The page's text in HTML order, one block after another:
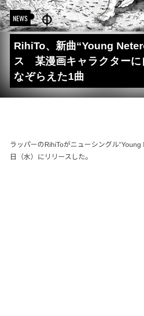
NEWS
RihiTo、新曲“Young
ス 某漫画キャラクターに
なぞらえた1曲
ラッパーのRihiToがニューシングル“Young
日（水）にリリースした。